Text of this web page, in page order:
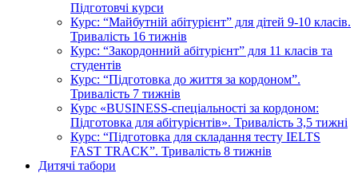
Підготовчі курси
Курс: “Майбутній абітурієнт” для дітей 9-10 класів.
Тривалість 16 тижнів
Курс: “Закордонний абітурієнт” для 11 класів та
студентів
Курс: “Підготовка до життя за кордоном”.
Тривалість 7 тижнів
Курс «BUSINESS-спеціальності за кордоном:
Підготовка для абітурієнтів». Тривалість 3,5 тижні
Курс: “Підготовка для складання тесту IELTS
FAST TRACK”. Тривалість 8 тижнів
Дитячі табори